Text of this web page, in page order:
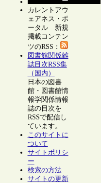
カレントアウ
ェアネス・ポ
ータル 新規
掲載コンテン
ツのRSS：
図書館関係雑
誌目次RSS集
（国内）
日本の図書
館・図書館情
報学関係情報
誌の目次を
RSSで配信し
ています。
このサイトに
ついて
サイトポリシ
ー
検索の方法
サイトの更新